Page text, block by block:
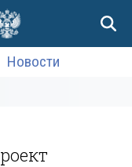
Новости